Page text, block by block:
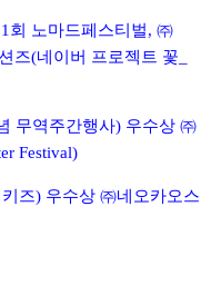
1 회 노마드페스티벌, ㈜
즈(네이버 프로젝트 꽃
무역주간행사) 우수상 ㈜
Festival)
즈) 우수상 ㈜네오카오스